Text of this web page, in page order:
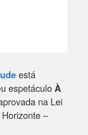
está
espetáculoÀ
na Lei
–